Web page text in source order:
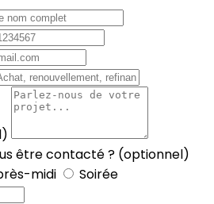
être contacté ? (optionnel)
midi Soirée